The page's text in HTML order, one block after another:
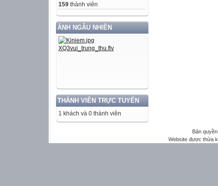
159 thành viên
ẢNH NGẪU NHIÊN
THÀNH VIÊN TRỰC TUYẾN
1 khách và 0 thành viên
Bản
Website được thừa